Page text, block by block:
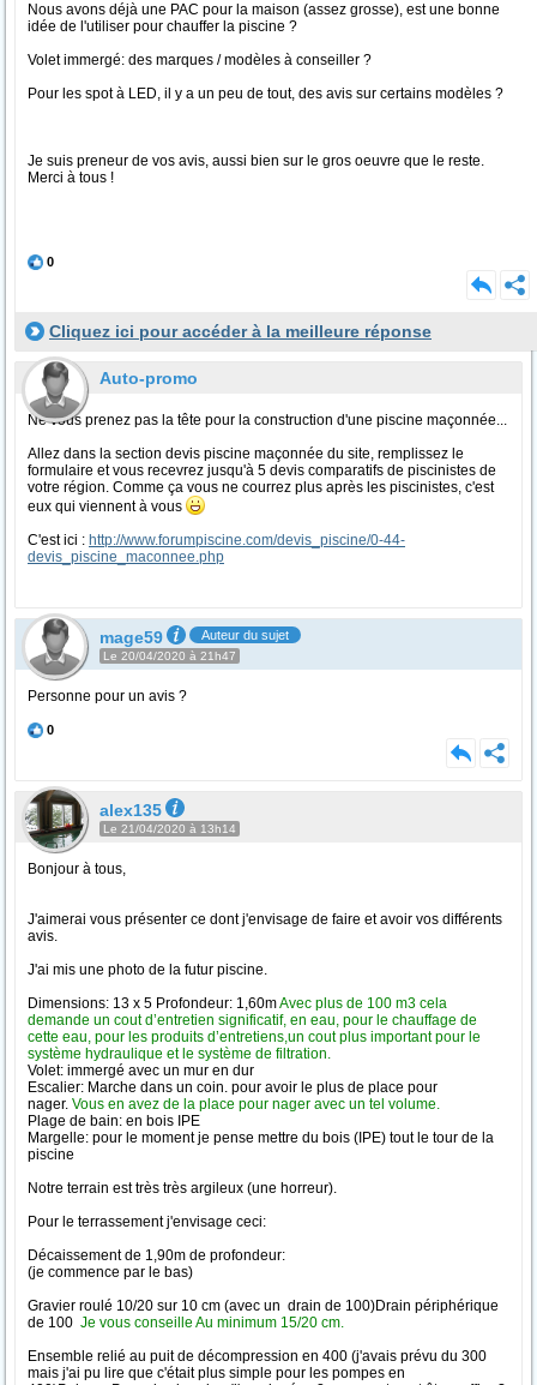
Nous avons déjà une PAC pour la maison (assez grosse), est une bonne
idée de l'utiliser pour chauffer la piscine ?
Volet immergé: des marques / modèles à conseiller ?
Pour les spot à LED, il y a un peu de tout, des avis sur certains modèles ?
Je suis preneur de vos avis, aussi bien sur le gros oeuvre que le reste.
Merci à tous !
0
Cliquez ici pour accéder à la meilleure réponse
Auto-promo
Ne vous prenez pas la tête pour la construction d'une piscine maçonnée...
Allez dans la section devis piscine maçonnée du site, remplissez le
formulaire et vous recevrez jusqu'à 5 devis comparatifs de piscinistes de
votre région. Comme ça vous ne courrez plus après les piscinistes, c'est
eux qui viennent à vous
C'est ici : http://www.forumpiscine.com/devis_piscine/0-44-
devis_piscine_maconnee.php
mage59 Auteur du sujet
Le 20/04/2020 à 21h47
Personne pour un avis ?
0
alex135
Le 21/04/2020 à 13h14
Bonjour à tous,
J'aimerai vous présenter ce dont j'envisage de faire et avoir vos différents
avis.
J'ai mis une photo de la futur piscine.
Dimensions: 13 x 5 Profondeur: 1,60mAvec plus de 100 m3 cela
demande un cout d’entretien significatif, en eau, pour le chauffage de
cette eau, pour les produits d’entretiens,un cout plus important pour le
système hydraulique et le système de filtration.
Volet: immergé avec un mur en dur
Escalier: Marche dans un coin. pour avoir le plus de place pour
nager. Vous en avez de la place pour nager avec un tel volume.
Plage de bain: en bois IPE
Margelle: pour le moment je pense mettre du bois (IPE) tout le tour de la
piscine
Notre terrain est très très argileux (une horreur).
Pour le terrassement j'envisage ceci:
Décaissement de 1,90m de profondeur:
(je commence par le bas)
Gravier roulé 10/20 sur 10 cm (avec un drain de 100)Drain périphérique
de 100 Je vous conseille Au minimum 15/20 cm.
Ensemble relié au puit de décompression en 400 (j'avais prévu du 300
mais j'ai pu lire que c'était plus simple pour les pompes en